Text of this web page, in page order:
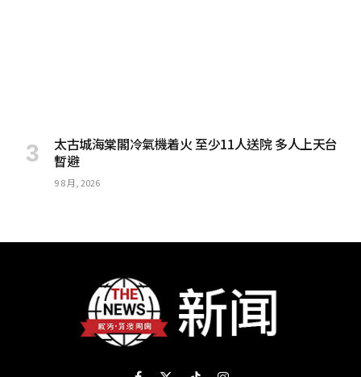
太古城海棠閣冷氣機着火 至少11人送院 多人上天台
暫避
9 8 月, 2026